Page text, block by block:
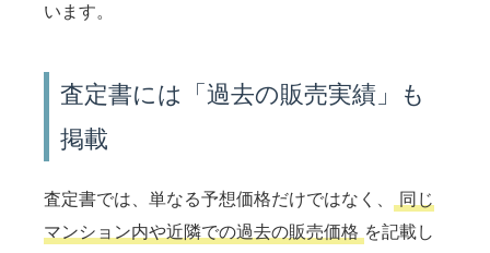
います。
査定書には「過去の販売実績」も
掲載
査定書では、単なる予想価格だけではなく、
同じ
マンション内や近隣での過去の販売価格 を記載し